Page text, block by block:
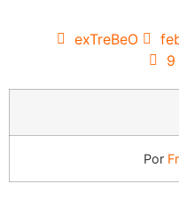
exTreBeO
9
Por